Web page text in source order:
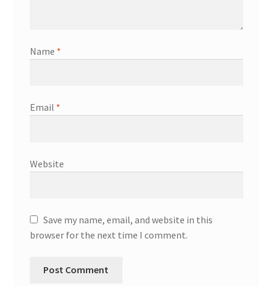
Name *
Email *
Website
Save my name, email, and website in this
browser for the next time I comment.